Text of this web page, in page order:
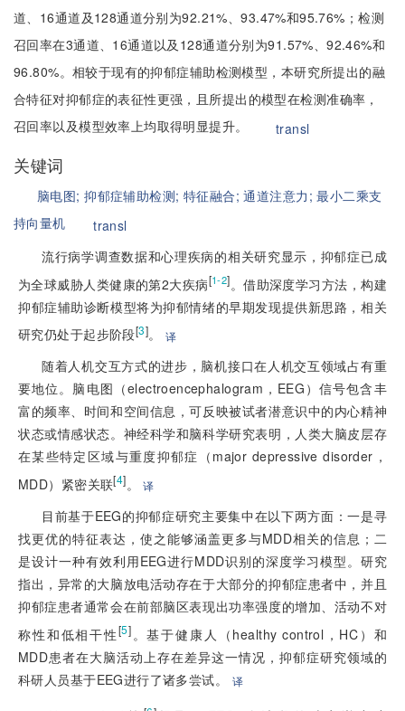
道、16通道及128通道分别为92.21%、93.47%和95.76%；检测
召回率在3通道、16通道以及128通道分别为91.57%、92.46%和
96.80%。相较于现有的抑郁症辅助检测模型，本研究所提出的融
合特征对抑郁症的表征性更强，且所提出的模型在检测准确率，
召回率以及模型效率上均取得明显提升。
transl
关键词
脑电图;抑郁症辅助检测; 特征融合;通道注意力;最小二乘支
持向量机
transl
流行病学调查数据和心理疾病的相关研究显示，抑郁症已成
为全球威胁人类健康的第2大疾病[1-2]。借助深度学习方法，构建
抑郁症辅助诊断模型将为抑郁情绪的早期发现提供新思路，相关
研究仍处于起步阶段[3]。 译
随着人机交互方式的进步，脑机接口在人机交互领域占有重
要地位。脑电图（electroencephalogram，EEG）信号包含丰
富的频率、时间和空间信息，可反映被试者潜意识中的内心精神
状态或情感状态。神经科学和脑科学研究表明，人类大脑皮层存
在某些特定区域与重度抑郁症（major depressive disorder，
MDD）紧密关联[4]。译
目前基于EEG的抑郁症研究主要集中在以下两方面：一是寻
找更优的特征表达，使之能够涵盖更多与MDD相关的信息；二
是设计一种有效利用EEG进行MDD识别的深度学习模型。研究
指出，异常的大脑放电活动存在于大部分的抑郁症患者中，并且
抑郁症患者通常会在前部脑区表现出功率强度的增加、活动不对
称性和低相干性[5] 。基于健康人（healthy control，HC）和
MDD患者在大脑活动上存在差异这一情况，抑郁症研究领域的
科研人员基于EEG进行了诸多尝试。
译